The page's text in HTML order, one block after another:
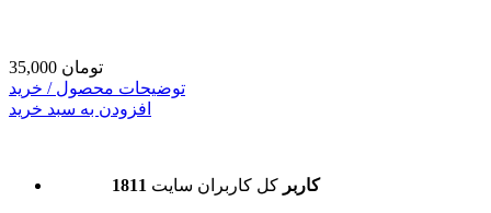
35,000 تومان
توضیحات محصول / خرید
افزودن به سبد خرید
1811 کاربر کل کاربران سایت